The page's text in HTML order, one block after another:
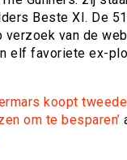
Beste XI. De
verzoek van de
elf favoriete ex-
koopt
om te besparen’